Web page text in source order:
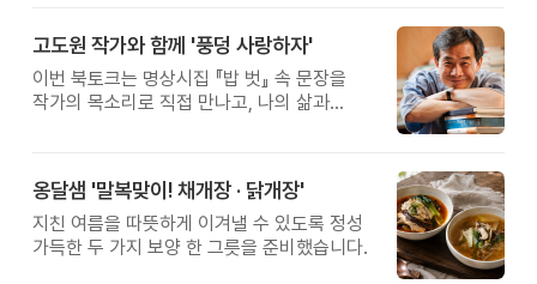
고도원 작가와 함께 '풍덩 사랑하자'
이번 북토크는 명상시집 『밥 벗』 속 문장을
작가의 목소리로 직접 만나고, 나의 삶과
옹달샘 '말복맞이! 채개장 · 닭개장'
지친 여름을 따뜻하게 이겨낼 수 있도록 정성
가득한 두 가지 보양 한 그릇을 준비했습니다.